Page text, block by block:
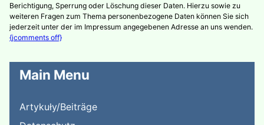
Main Menu
Artykuły/Beiträge
Berichtigung, Sperrung oder Löschung dieser Daten. Hierzu sowie zu
weiteren Fragen zum Thema personenbezogene Daten können Sie sich
jederzeit unter der im Impressum angegebenen Adresse an uns wenden.
{jcomments off}